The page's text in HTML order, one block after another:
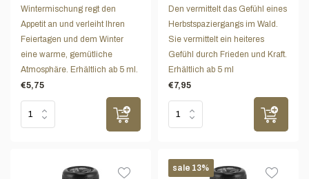
Wintermischung regt den
Appetit an und verleiht Ihren
Feiertagen und dem Winter
eine warme, gemütliche
Atmosphäre. Erhältlich ab 5 ml.
€5,75
Den vermittelt das Gefühl eines
Herbstspaziergangs im Wald.
Sie vermittelt ein heiteres
Gefühl durch Frieden und Kraft.
Erhältlich ab 5 ml
€7,95
sale 13%